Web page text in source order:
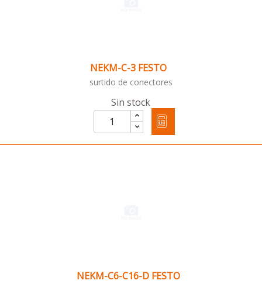
NEKM-C-3 FESTO
surtido de conectores
Sin stock
NEKM-C6-C16-D FESTO